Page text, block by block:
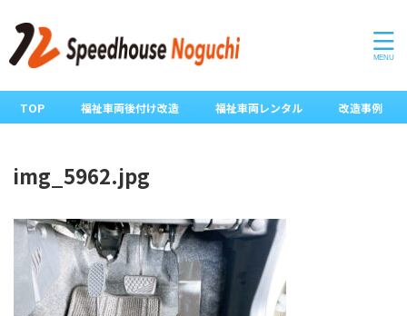
TOP 福祉車両後付け改造 福祉車両レンタル 改造事例
img_5962.jpg